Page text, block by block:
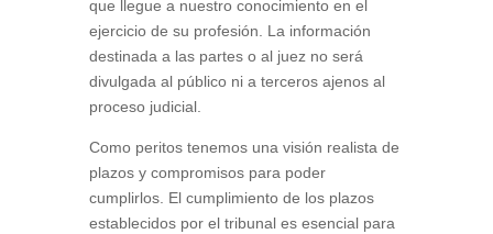
que llegue a nuestro conocimiento en el
ejercicio de su profesión. La información
destinada a las partes o al juez no será
divulgada al público ni a terceros ajenos al
proceso judicial.
Como peritos tenemos una visión realista de
plazos y compromisos para poder
cumplirlos. El cumplimiento de los plazos
establecidos por el tribunal es esencial para